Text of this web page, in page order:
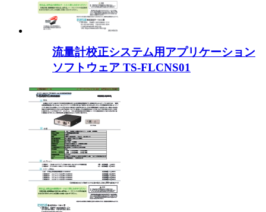
流量計校正システム用アプリケーション
ソフトウェア TS-FLCNS01